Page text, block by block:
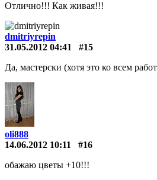
Отлично!!! Как живая!!!
dmitriyrepin
31.05.2012 04:41
#15
Да, мастерски (хотя это ко всем
oli888
14.06.2012 10:11
#16
обажаю цветы +10!!!